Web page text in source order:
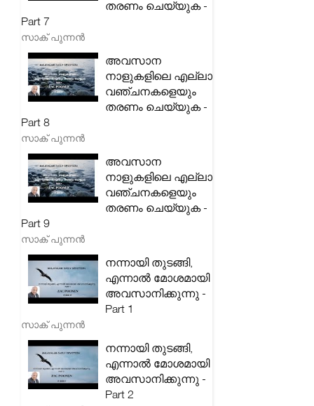
തരണം ചെയ്യുക -
Part 7
സാക് പുന്നൻ
അവസാന
നാളുകളിലെ എല്ലാ
വഞ്ചനകളെയും
തരണം ചെയ്യുക -
Part 8
സാക് പുന്നൻ
അവസാന
നാളുകളിലെ എല്ലാ
വഞ്ചനകളെയും
തരണം ചെയ്യുക -
Part 9
സാക് പുന്നൻ
നന്നായി തുടങ്ങി,
എന്നാൽ മോശമായി
അവസാനിക്കുന്നു -
Part 1
സാക് പുന്നൻ
നന്നായി തുടങ്ങി,
എന്നാൽ മോശമായി
അവസാനിക്കുന്നു -
Part 2